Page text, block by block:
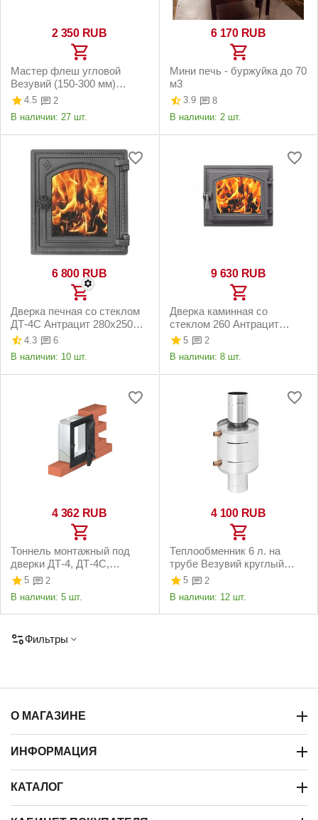
2 350 RUB
Мастер флеш угловой
Везувий (150-300 мм)
силикон, зеленый
4.5
2
В наличии: 27 шт.
6 170 RUB
Мини печь - буржуйка до 70
м3
3.9
8
В наличии: 2 шт.
6 800 RUB
Дверка печная со стеклом
ДТ-4С Антрацит 280х250
мм4.3
6
В наличии: 10 шт.
9 630 RUB
Дверка каминная со
стеклом 260 Антрацит
210х250 мм
5
2
В наличии: 8 шт.
4 362 RUB
Тоннель монтажный под
дверки ДТ-4, ДТ-4С,
270,271 Везувий
282х252х120 мм
5
2
В наличии: 5 шт.
4 100 RUB
Теплообменник 6 л. на
трубе Везувий круглый
ф115 мм
5
2
В наличии: 12 шт.
Фильтры
О МАГАЗИНЕ
ИНФОРМАЦИЯ
КАТАЛОГ